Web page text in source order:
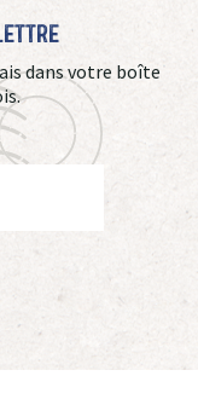
dans votre boîte